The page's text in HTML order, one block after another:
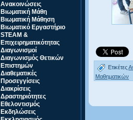
Ανακοινώσεις
Βιωματική Μάθη
Βιωματική Μάθηση
Βιωματικό Εργαστήριο
STEAM &
Επιχειρηματικότητας
Διαγωνισμοί
Διαγωνισμός Θετικών
Επιστημών
Διαθεματικές
Προσεγγίσεις
Διακρίσεις
Δραστηριότητες
Εθελοντισμός
Εκδηλώσεις
Ετικέτες
Μαθηματικών